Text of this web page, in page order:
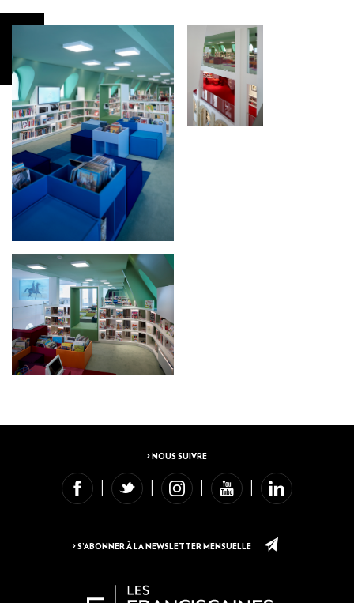
> NOUS SUIVRE
> S’ABONNER À LA NEWSLETTER MENSUELLE